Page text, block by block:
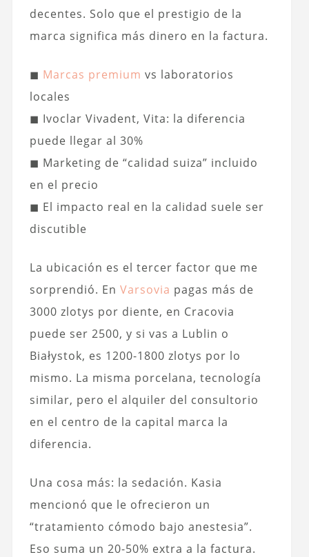
decentes. Solo que el prestigio de la
marca significa más dinero en la factura.
◼ Marcas premium vs laboratorios
locales
◼ Ivoclar Vivadent, Vita: la diferencia
puede llegar al 30%
◼ Marketing de “calidad suiza” incluido
en el precio
◼ El impacto real en la calidad suele ser
discutible
La ubicación es el tercer factor que me
sorprendió. En Varsovia pagas más de
3000 zlotys por diente, en Cracovia
puede ser 2500, y si vas a Lublin o
Białystok, es 1200-1800 zlotys por lo
mismo. La misma porcelana, tecnología
similar, pero el alquiler del consultorio
en el centro de la capital marca la
diferencia.
Una cosa más: la sedación. Kasia
mencionó que le ofrecieron un
“tratamiento cómodo bajo anestesia”.
Eso suma un 20-50% extra a la factura.